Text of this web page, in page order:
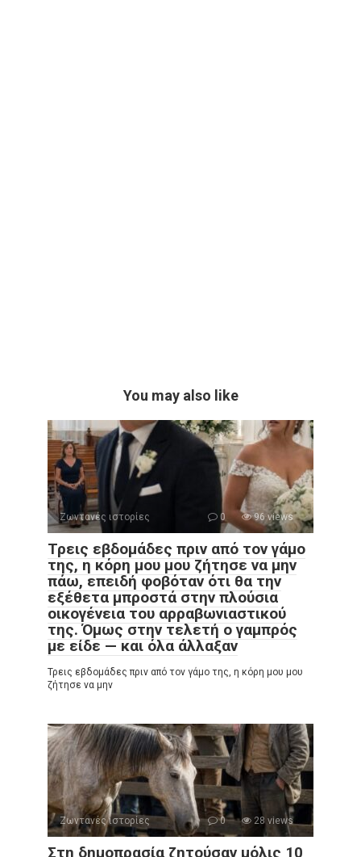
You may also like
Ζωντανές ιστορίες 0 96 views
Τρεις εβδομάδες πριν από τον γάμο
της, η κόρη μου μου ζήτησε να μην
πάω, επειδή φοβόταν ότι θα την
εξέθετα μπροστά στην πλούσια
οικογένεια του αρραβωνιαστικού
της. Όμως στην τελετή ο γαμπρός
με είδε — και όλα άλλαξαν
Τρεις εβδομάδες πριν από τον γάμο της, η κόρη μου μου
ζήτησε να μην
Ζωντανές ιστορίες 0 28 views
Στη δημοπρασία ζητούσαν μόλις 10